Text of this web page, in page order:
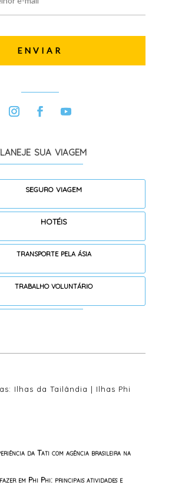
sua viagem
seguro viagem
hotéis
transporte pela ásia
trabalho voluntário
Ilhas da Tailândia | Ilhas Phi
da Tati com agência brasileira na
em Phi Phi: principais atividades e